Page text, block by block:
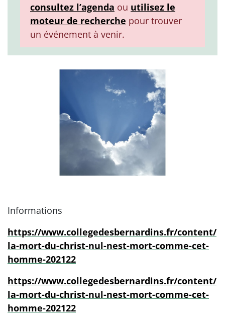
consultez l’agenda ou utilisez le
moteur de recherche pour trouver
un événement à venir.
Informations
https://www.collegedesbernardins.fr/content/
la-mort-du-christ-nul-nest-mort-comme-cet-
homme-202122
https://www.collegedesbernardins.fr/content/
la-mort-du-christ-nul-nest-mort-comme-cet-
homme-202122